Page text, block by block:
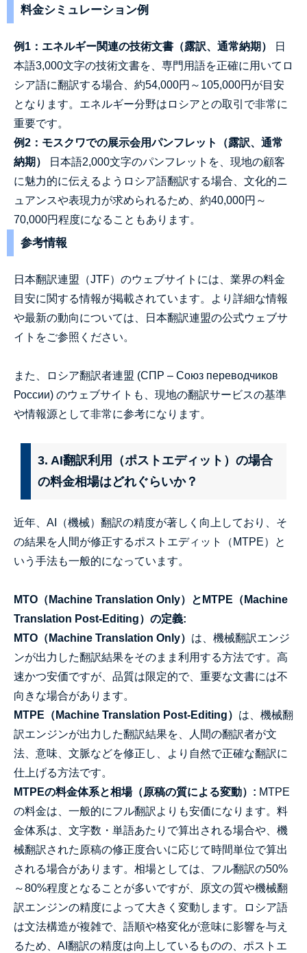
料金シミュレーション例
例1：エネルギー関連の技術文書（露訳、通常納期）
日
本語3,000文字の技術文書を、専門用語を正確に用いてロ
シア語に翻訳する場合、約54,000円～105,000円が目安
となります。エネルギー分野はロシアとの取引で非常に
重要です。
例2：モスクワでの展示会用パンフレット（露訳、通常
納期）
日本語2,000文字のパンフレットを、現地の顧客
に魅力的に伝えるようロシア語翻訳する場合、文化的ニ
ュアンスや表現力が求められるため、約40,000円～
70,000円程度になることもあります。
参考情報
日本翻訳連盟（JTF）のウェブサイトには、業界の料金
目安に関する情報が掲載されています。より詳細な情報
や最新の動向については、日本翻訳連盟の公式ウェブサ
イトをご参照ください。
また、ロシア翻訳者連盟 (СПР – Союз переводчиков
России) のウェブサイトも、現地の翻訳サービスの基準
や情報源として非常に参考になります。
3. AI翻訳利用（ポストエディット）の場合
の料金相場はどれぐらいか？
近年、AI（機械）翻訳の精度が著しく向上しており、そ
の結果を人間が修正するポストエディット（MTPE）と
いう手法も一般的になっています。
MTO（Machine Translation Only）とMTPE（Machine
Translation Post-Editing）の定義:
MTO（Machine Translation Only） は、機械翻訳エンジ
ンが出力した翻訳結果をそのまま利用する方法です。高
速かつ安価ですが、品質は限定的で、重要な文書には不
向きな場合があります。
MTPE（Machine Translation Post-Editing） は、機械翻
訳エンジンが出力した翻訳結果を、人間の翻訳者が文
法、意味、文脈などを修正し、より自然で正確な翻訳に
仕上げる方法です。
MTPEの料金体系と相場（原稿の質による変動）: MTPE
の料金は、一般的にフル翻訳よりも安価になります。料
金体系は、文字数・単語あたりで算出される場合や、機
械翻訳された原稿の修正度合いに応じて時間単位で算出
される場合があります。相場としては、フル翻訳の50%
～80%程度となることが多いですが、原文の質や機械翻
訳エンジンの精度によって大きく変動します。ロシア語
は文法構造が複雑で、語順や格変化が意味に影響を与え
るため、AI翻訳の精度は向上しているものの、ポストエ